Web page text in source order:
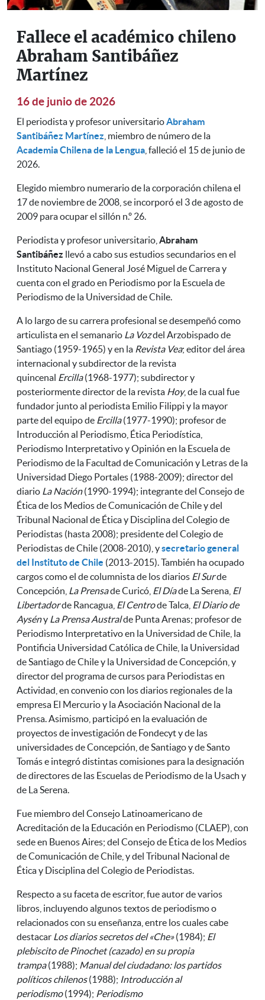
Fallece el académico chileno
Abraham Santibáñez
Martínez
16 de junio de 2026
El periodista y profesor universitarioAbraham
Santibáñez Martínez , miembro de número de la
Academia Chilena de la Lengua , falleció el 15 de junio de
2026.
Elegido miembro numerario de la corporación chilena el
17 de noviembre de 2008, se incorporó el 3 de agosto de
2009 para ocupar el sillón n.º 26.
Periodista y profesor universitario, Abraham
Santibáñez llevó a cabo sus estudios secundarios en el
Instituto Nacional General José Miguel de Carrera y
cuenta con el grado en Periodismo por la Escuela de
Periodismo de la Universidad de Chile.
A lo largo de su carrera profesional se desempeñó como
articulista en el semanario La Vozdel Arzobispado de
Santiago (1959-1965) y en la Revista Vea; editor del área
internacional y subdirector de la revista
quincenal Ercilla(1968-1977); subdirector y
posteriormente director de la revista Hoy, de la cual fue
fundador junto al periodista Emilio Filippi y la mayor
parte del equipo de Ercilla(1977-1990); profesor de
Introducción al Periodismo, Ética Periodística,
Periodismo Interpretativo y Opinión en la Escuela de
Periodismo de la Facultad de Comunicación y Letras de la
Universidad Diego Portales (1988-2009); director del
diario La Nación(1990-1994); integrante del Consejo de
Ética de los Medios de Comunicación de Chile y del
Tribunal Nacional de Ética y Disciplina del Colegio de
Periodistas (hasta 2008); presidente del Colegio de
Periodistas de Chile (2008-2010), ysecretario general
del Instituto de Chile (2013-2015). También ha ocupado
cargos como el de columnista de los diarios El Surde
Concepción, La Prensade Curicó, El Díade La Serena, El
Libertadorde Rancagua, El Centrode Talca, El Diario de
Aysény La Prensa Australde Punta Arenas; profesor de
Periodismo Interpretativo en la Universidad de Chile, la
Pontificia Universidad Católica de Chile, la Universidad
de Santiago de Chile y la Universidad de Concepción, y
director del programa de cursos para Periodistas en
Actividad, en convenio con los diarios regionales de la
empresa El Mercurio y la Asociación Nacional de la
Prensa. Asimismo, participó en la evaluación de
proyectos de investigación de Fondecyt y de las
universidades de Concepción, de Santiago y de Santo
Tomás e integró distintas comisiones para la designación
de directores de las Escuelas de Periodismo de la Usach y
de La Serena.
Fue miembro del Consejo Latinoamericano de
Acreditación de la Educación en Periodismo (CLAEP), con
sede en Buenos Aires; del Consejo de Ética de los Medios
de Comunicación de Chile, y del Tribunal Nacional de
Ética y Disciplina del Colegio de Periodistas.
Respecto a su faceta de escritor, fue autor de varios
libros, incluyendo algunos textos de periodismo o
relacionados con su enseñanza, entre los cuales cabe
destacar Los diarios secretos del «Che»(1984); El
plebiscito de Pinochet (cazado) en su propia
trampa(1988); Manual del ciudadano: los partidos
políticos chilenos(1988); Introducción al
periodismo(1994); Periodismo